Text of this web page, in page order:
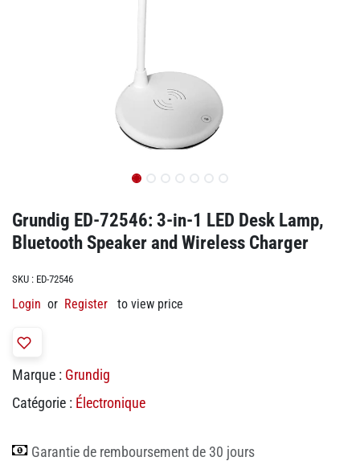
Grundig ED-72546: 3-in-1 LED Desk Lamp,
Bluetooth Speaker and Wireless Charger
SKU : ED-72546
Login or Register to view price
Marque : Grundig
Catégorie : Électronique
Garantie de remboursement de 30 jours